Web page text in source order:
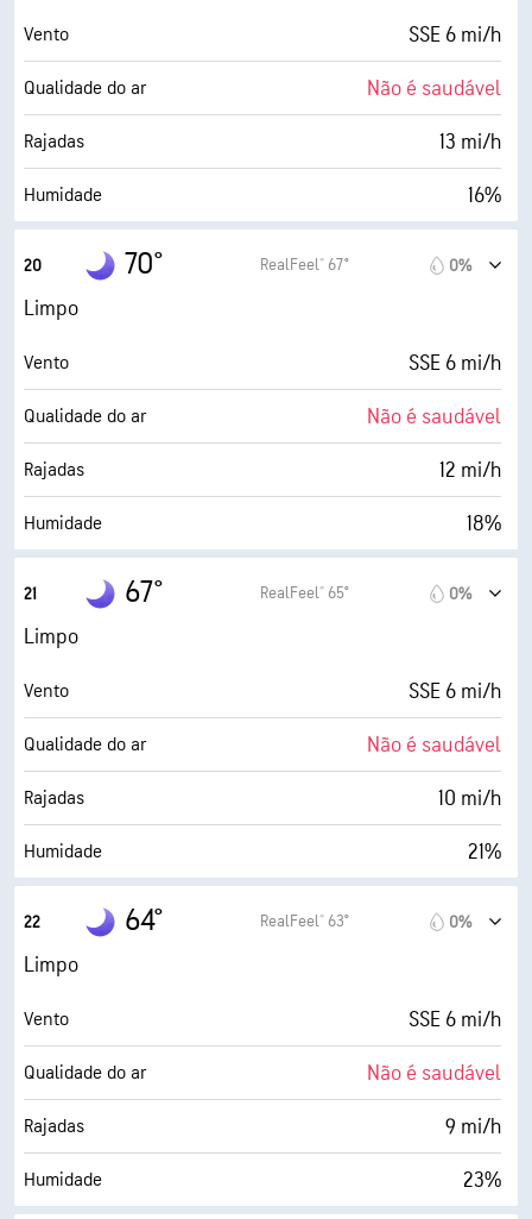
Cobertura de nuvens 0%
Visibilidade 8 milhas
Teto de nuvens 30000 pés
Vento SSE 6 mi/h
Qualidade do ar Não é saudável
Rajadas 13 mi/h
Humidade 16%
Ponto de orvalho
AccuLumen Brightness Index™
Cobertura de nuvens 0%
Visibilidade 8 milhas
Teto de nuvens 30000 pés
20 70° RealFeel® 67° 0%
Limpo
Vento SSE 6 mi/h
Qualidade do ar Não é saudável
Rajadas 12 mi/h
Humidade 18%
Ponto de orvalho
AccuLumen Brightness Index™
Cobertura de nuvens 0%
Visibilidade 8 milhas
Teto de nuvens 30000 pés
21 67° RealFeel® 65° 0%
Limpo
Vento SSE 6 mi/h
Qualidade do ar Não é saudável
Rajadas 10 mi/h
Humidade 21%
Ponto de orvalho
AccuLumen Brightness Index™
Cobertura de nuvens 0%
Visibilidade 8 milhas
Teto de nuvens 30000 pés
22 64° RealFeel® 63° 0%
Limpo
Vento SSE 6 mi/h
Qualidade do ar Não é saudável
Rajadas 9 mi/h
Humidade 23%